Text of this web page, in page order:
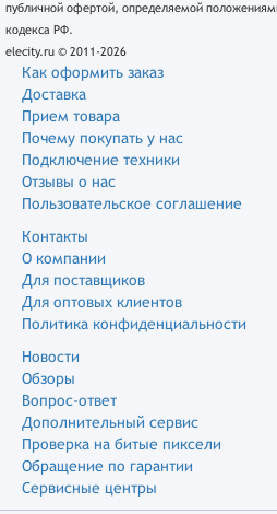
публичной офертой, определяемой
кодекса РФ.
elecity.ru © 2011-2026
Как оформить заказ
Доставка
Прием товара
Почему покупать у нас
Подключение техники
Отзывы о нас
Пользовательское соглашение
Контакты
О компании
Для поставщиков
Для оптовых клиентов
Политика конфиденциальности
Новости
Обзоры
Вопрос-ответ
Дополнительный сервис
Проверка на битые пиксели
Обращение по гарантии
Сервисные центры